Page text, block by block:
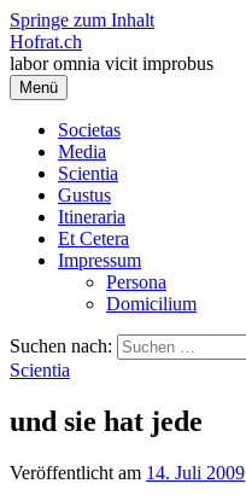
Springe zum Inhalt
Hofrat.ch
labor omnia vicit improbus
Menü
Societas
Media
Scientia
Gustus
Itineraria
Et Cetera
Impressum
Persona
Domicilium
Suchen nach:
Scientia
und sie hat jede
Veröffentlicht am 14. Juli 2009